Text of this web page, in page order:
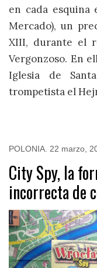
en cada esquina
Mercado), un
XIII, durante el
Vergonzoso. En
Iglesia de
trompetista el
POLONIA 22 marzo,
City Spy, la
incorrecta de